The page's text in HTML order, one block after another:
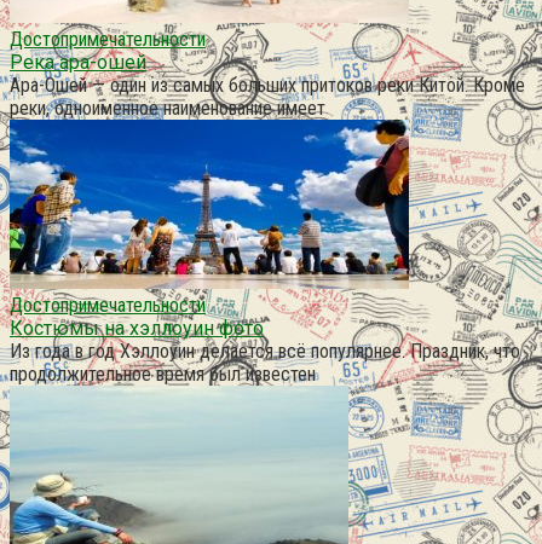
Достопримечательности
Река ара-ошей
Ара-Ошей — один из самых больших притоков реки Китой. Кроме
реки, одноименное наименование имеет
Достопримечательности
Костюмы на хэллоуин фото
Из года в год Хэллоуин делается всё популярнее. Праздник, что
продолжительное время был известен